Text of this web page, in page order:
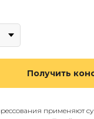
Получить
применяют